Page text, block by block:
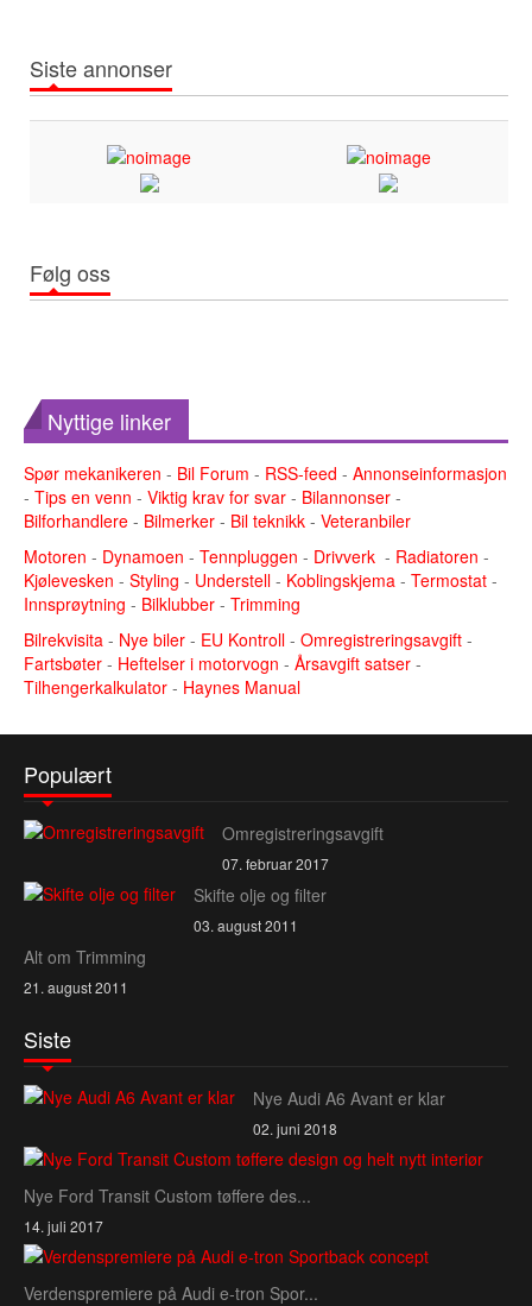
Siste annonser
Følg oss
Nyttige linker
Spør mekanikeren - Bil Forum - RSS-feed - Annonseinformasjon
- Tips en venn - Viktig krav for svar - Bilannonser -
Bilforhandlere - Bilmerker - Bil teknikk - Veteranbiler
Motoren - Dynamoen - Tennpluggen - Drivverk - Radiatoren -
Kjølevesken - Styling - Understell - Koblingskjema - Termostat -
Innsprøytning - Bilklubber - Trimming
Bilrekvisita - Nye biler - EU Kontroll - Omregistreringsavgift -
Fartsbøter - Heftelser i motorvogn - Årsavgift satser -
Tilhengerkalkulator - Haynes Manual
Populært
Omregistreringsavgift
07. februar 2017
Skifte olje og filter
03. august 2011
Alt om Trimming
21. august 2011
Siste
Nye Audi A6 Avant er klar
02. juni 2018
Nye Ford Transit Custom tøffere des...
14. juli 2017
Verdenspremiere på Audi e‑tron Spor...